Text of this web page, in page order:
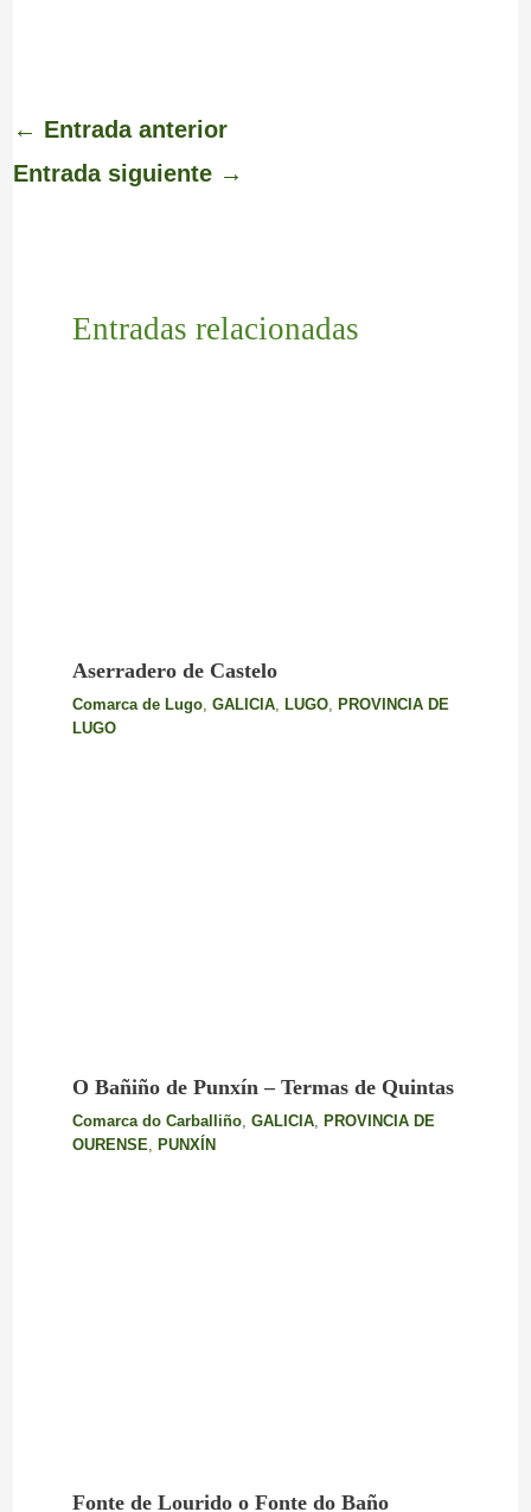
← Entrada anterior
Entrada siguiente →
Entradas relacionadas
Aserradero de Castelo
Comarca de Lugo, GALICIA, LUGO, PROVINCIA DE
LUGO
O Bañiño de Punxín – Termas de Quintas
Comarca do Carballiño, GALICIA, PROVINCIA DE
OURENSE PUNXÍN
Fonte de Lourido o Fonte do Baño